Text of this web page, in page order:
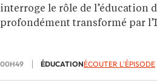
interroge le rôle de l’éducation
profondément transformé par
00H49 ÉDUCATIONÉCOUTER L'ÉPISODE